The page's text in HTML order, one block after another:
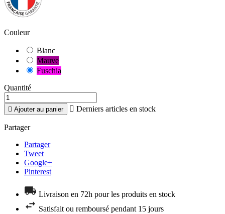
Couleur
Blanc
Mauve
Fuschia
Quantité
 Ajouter au panier  Derniers articles en stock
Partager
Partager
Tweet
Google+
Pinterest
Livraison en 72h pour les produits en stock
Satisfait ou remboursé pendant 15 jours